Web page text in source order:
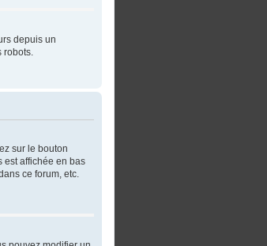
depuis un
robots.
sur le bouton
est affichée en bas
ce forum, etc.